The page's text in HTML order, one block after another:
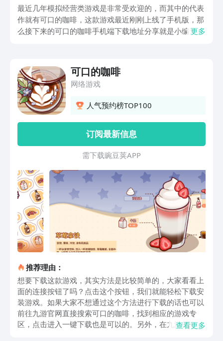
最近几年模拟经营类游戏是非常受欢迎的，而其中的代表
作就有可口的咖啡，这款游戏最近刚刚上线了手机版，那
么接下来的可口的咖啡手机端下载地址分享就是小编为玩
解一下吧。
更多
可口的咖啡
网络游戏
人气预约榜TOP100
订阅最新信息
需 下 载 豌 豆 荚 A P P
推荐理由：
想要下载这款游戏，其实方法是比较简单的，大家看看上
面的连接按钮了吗？点击这个按钮，我们就能轻松下载安
装游戏。如果大家不想通过这个方法进行下载的话也可以
前往九游官网直接搜索可口的咖啡，找到相应的游戏专
区，点击进入一键下载也是可以的。另外，在九游的官网
查看更多